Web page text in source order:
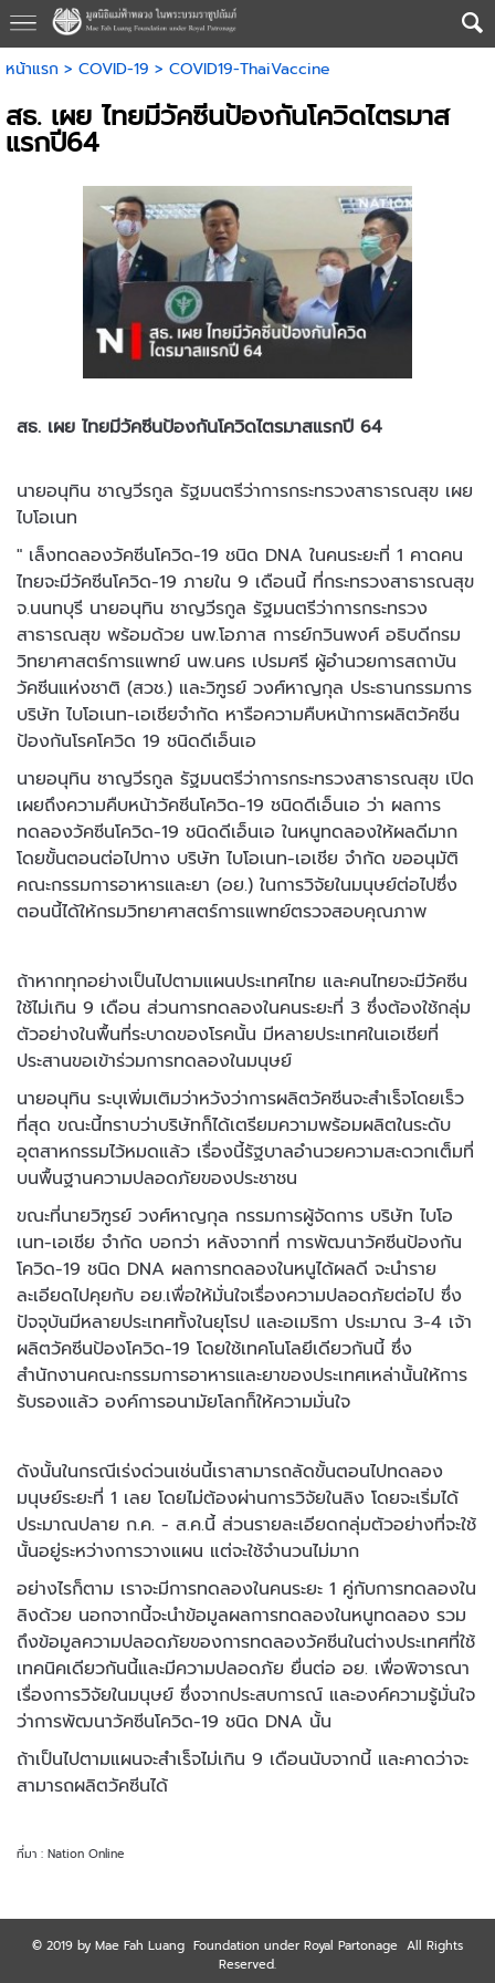
หน้าแรก > COVID-19 > COVID19-ThaiVaccine
สธ. เผย ไทยมีวัคซีนป้องกันโควิดไตรมาส
แรกปี64
สธ. เผย ไทยมีวัคซีนป้องกันโควิดไตรมาสแรกปี 64
นายอนุทิน ชาญวีรกูล รัฐมนตรีว่าการกระทรวงสาธารณสุข เผย
ไบโอเนท
" เล็งทดลองวัคซีนโควิด-19 ชนิด DNA ในคนระยะที่ 1 คาดคน
ไทยจะมีวัคซีนโควิด-19 ภายใน 9 เดือนนี้ ที่กระทรวงสาธารณสุข
จ.นนทบุรี นายอนุทิน ชาญวีรกูล รัฐมนตรีว่าการกระทรวง
สาธารณสุข พร้อมด้วย นพ.โอภาส การย์กวินพงศ์ อธิบดีกรม
วิทยาศาสตร์การแพทย์ นพ.นคร เปรมศรี ผู้อำนวยการสถาบัน
วัคซีนแห่งชาติ (สวช.) และวิฑูรย์ วงศ์หาญกุล ประธานกรรมการ
บริษัท ไบโอเนท-เอเชียจำกัด หารือความคืบหน้าการผลิตวัคซีน
ป้องกันโรคโควิด 19 ชนิดดีเอ็นเอ
นายอนุทิน ชาญวีรกูล รัฐมนตรีว่าการกระทรวงสาธารณสุข เปิด
เผยถึงความคืบหน้าวัคซีนโควิด-19 ชนิดดีเอ็นเอ ว่า ผลการ
ทดลองวัคซีนโควิด-19 ชนิดดีเอ็นเอ ในหนูทดลองให้ผลดีมาก
โดยขั้นตอนต่อไปทาง บริษัท ไบโอเนท-เอเชีย จำกัด ขออนุมัติ
คณะกรรมการอาหารและยา (อย.) ในการวิจัยในมนุษย์ต่อไปซึ่ง
ตอนนี้ได้ให้กรมวิทยาศาสตร์การแพทย์ตรวจสอบคุณภาพ
ถ้าหากทุกอย่างเป็นไปตามแผนประเทศไทย และคนไทยจะมีวัคซีน
ใช้ไม่เกิน 9 เดือน ส่วนการทดลองในคนระยะที่ 3 ซึ่งต้องใช้กลุ่ม
ตัวอย่างในพื้นที่ระบาดของโรคนั้น มีหลายประเทศในเอเชียที่
ประสานขอเข้าร่วมการทดลองในมนุษย์
นายอนุทิน ระบุเพิ่มเติมว่าหวังว่าการผลิตวัคซีนจะสำเร็จโดยเร็ว
ที่สุด ขณะนี้ทราบว่าบริษัทก็ได้เตรียมความพร้อมผลิตในระดับ
อุตสาหกรรมไว้หมดแล้ว เรื่องนี้รัฐบาลอำนวยความสะดวกเต็มที่
บนพื้นฐานความปลอดภัยของประชาชน
ขณะที่นายวิฑูรย์ วงศ์หาญกุล กรรมการผู้จัดการ บริษัท ไบโอ
เนท-เอเชีย จำกัด บอกว่า หลังจากที่ การพัฒนาวัคซีนป้องกัน
โควิด-19 ชนิด DNA ผลการทดลองในหนูได้ผลดี จะนำราย
ละเอียดไปคุยกับ อย.เพื่อให้มั่นใจเรื่องความปลอดภัยต่อไป ซึ่ง
ปัจจุบันมีหลายประเทศทั้งในยุโรป และอเมริกา ประมาณ 3-4 เจ้า
ผลิตวัคซีนป้องโควิด-19 โดยใช้เทคโนโลยีเดียวกันนี้ ซึ่ง
สำนักงานคณะกรรมการอาหารและยาของประเทศเหล่านั้นให้การ
รับรองแล้ว องค์การอนามัยโลกก็ให้ความมั่นใจ
ดังนั้นในกรณีเร่งด่วนเช่นนี้เราสามารถลัดขั้นตอนไปทดลอง
มนุษย์ระยะที่ 1 เลย โดยไม่ต้องผ่านการวิจัยในลิง โดยจะเริ่มได้
ประมาณปลาย ก.ค. - ส.ค.นี้ ส่วนรายละเอียดกลุ่มตัวอย่างที่จะใช้
นั้นอยู่ระหว่างการวางแผน แต่จะใช้จำนวนไม่มาก
อย่างไรก็ตาม เราจะมีการทดลองในคนระยะ 1 คู่กับการทดลองใน
ลิงด้วย นอกจากนี้จะนำข้อมูลผลการทดลองในหนูทดลอง รวม
ถึงข้อมูลความปลอดภัยของการทดลองวัคซีนในต่างประเทศที่ใช้
เทคนิคเดียวกันนี้และมีความปลอดภัย ยื่นต่อ อย. เพื่อพิจารณา
เรื่องการวิจัยในมนุษย์ ซึ่งจากประสบการณ์ และองค์ความรู้มั่นใจ
ว่าการพัฒนาวัคซีนโควิด-19 ชนิด DNA นั้น
ถ้าเป็นไปตามแผนจะสำเร็จไม่เกิน 9 เดือนนับจากนี้ และคาดว่าจะ
สามารถผลิตวัคซีนได้
ที่มา : Nation Online
© 2019 by Mae Fah Luang Foundation under Royal Partonage All Rights
Reserved.